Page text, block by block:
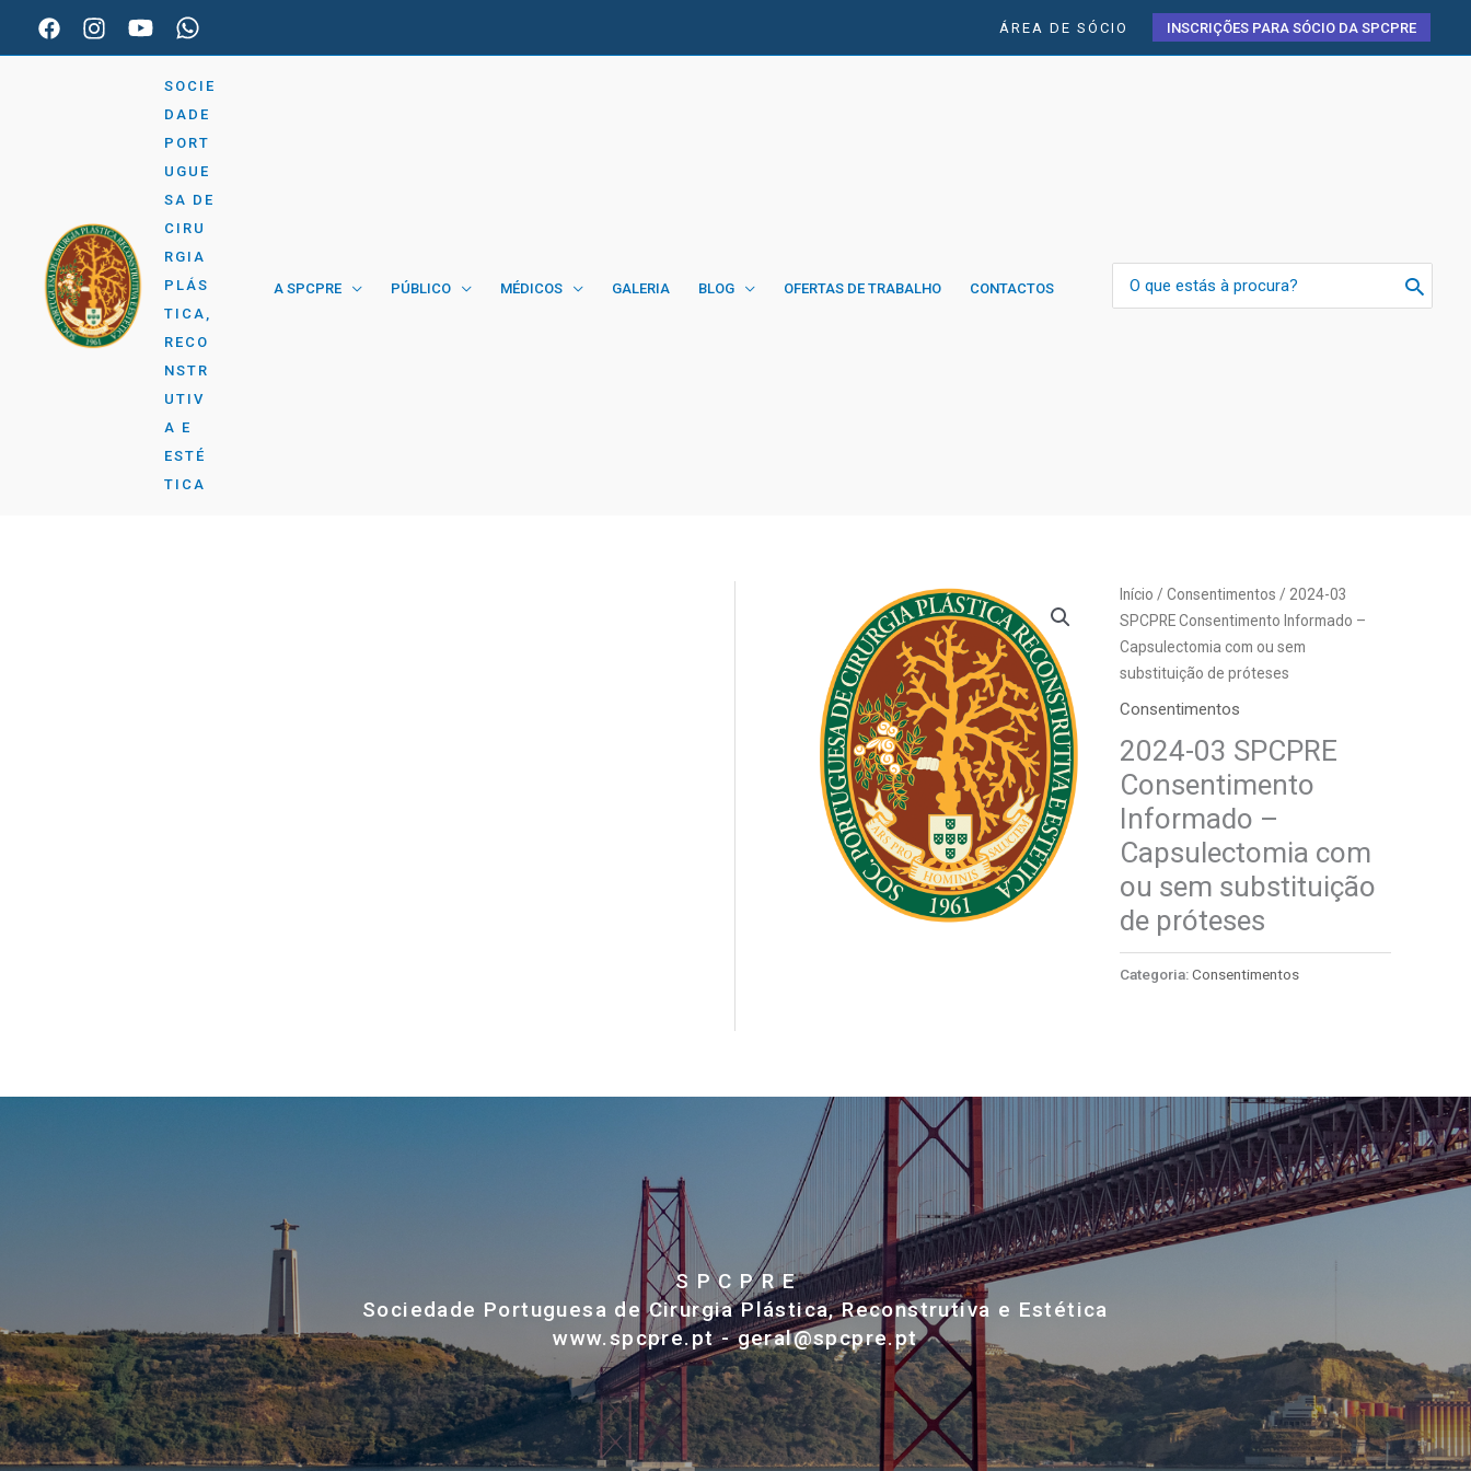
ÁREA DE SÓCIO INSCRIÇÕES PARA SÓCIO DA SPCPRE
SOCIE
DADE
PORT
UGUE
SA DE
CIRU
RGIA
PLÁS
TICA,
RECO
NSTR
UTIV
A E
ESTÉ
TICA
A SPCPRE PÚBLICO MÉDICOS GALERIA BLOG OFERTAS DE TRABALHO CONTACTOS
for:
Início /Consentimentos / 2024-03
SPCPRE Consentimento Informado –
Capsulectomia com ou sem
substituição de próteses
Consentimentos
2024-03 SPCPRE
Consentimento
Informado –
Capsulectomia com
ou sem substituição
de próteses
Categoria:Consentimentos
S P C P R E
Sociedade Portuguesa de Cirurgia Plástica, Reconstrutiva e Estética
www.spcpre.pt - geral@spcpre.pt